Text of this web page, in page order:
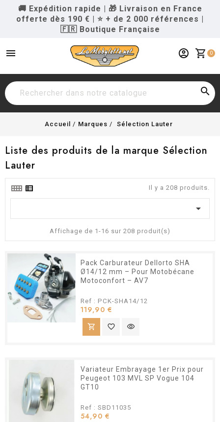
🚚 Expédition rapide | 🎁 Livraison en France
offerte dès 190 € | ⭐ + de 2 000 références |
🇫🇷 Boutique Française
menu shopping_cart 0
account_circle

Accueil Marques Sélection Lauter
Liste des produits de la marque Sélection
Lauter
Il y a 208 produits.

Affichage de 1-16 sur 208 produit(s)
Pack Carburateur Dellorto SHA
Ø14/12 mm – Pour Motobécane
Motoconfort – AV7
Ref : PCK-SHA14/12
119,90 €
shopping_cart favorite_border visibility
Variateur Embrayage 1er Prix pour
Peugeot 103 MVL SP Vogue 104
GT10
Ref : SBD11035
54,90 €